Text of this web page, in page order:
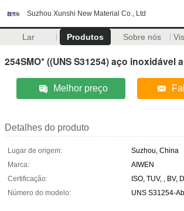
Suzhou Xunshi New Material Co., Ltd
Lar Produtos Sobre nós
254SMO* ((UNS S31254) aço inoxidável
Melhor preço
Detalhes do produto
Lugar de origem:
Suzhou, China
Marca:
AIWEN
Certificação:
ISO, TUV, , BV,
Número do modelo:
UNS S31254-